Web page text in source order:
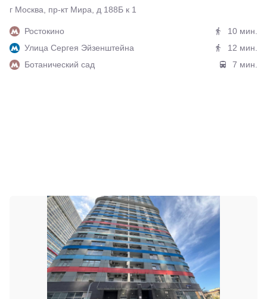
г Москва, пр-кт Мира, д 188Б к 1
Ростокино
10 мин.
Улица Сергея Эйзенштейна
12 мин.
Ботанический сад
7 мин.